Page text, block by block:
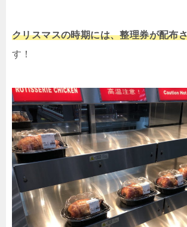
クリスマスの時期には、整理券が配布
す！